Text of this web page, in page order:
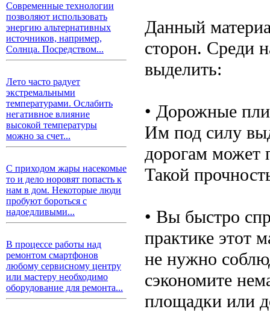
Современные технологии
позволяют использовать
энергию альтернативных
источников, например,
Солнца. Посредством...
Лето часто радует
экстремальными
температурами. Ослабить
негативное влияние
высокой температуры
можно за счет...
С приходом жары насекомые
то и дело норовят попасть к
нам в дом. Некоторые люди
пробуют бороться с
надоедливыми...
В процессе работы над
ремонтом смартфонов
любому сервисному центру
или мастеру необходимо
оборудование для ремонта...
Данный
сторон. Среди
выделить:
• Дорожные
Им под силу
дорогам может
Такой
• Вы быстро
практике этот
не нужно
сэкономите
площадки или